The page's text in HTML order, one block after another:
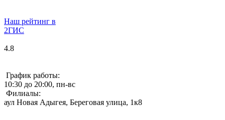
Наш рейтинг в
2ГИС
4.8
График работы:
10:30 до 20:00, пн-вс
Филиалы:
аул Новая Адыгея, Береговая улица, 1к8